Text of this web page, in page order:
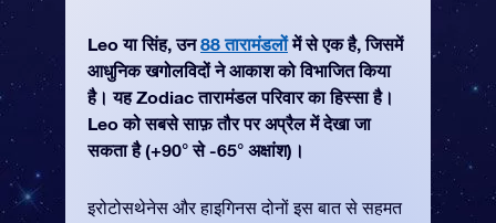
Leo या सिंह, उन88 तारामंडलोंमें से एक है, जिसमें
आधुनिक खगोलविदों ने आकाश को विभाजित किया
है। यह Zodiac तारामंडल परिवार का हिस्सा है।
Leo को सबसे साफ़ तौर पर अप्रैल में देखा जा
सकता है (+90° से -65° अक्षांश)।
इरोटोसथेनेस और हाइगिनस दोनों इस बात से सहमत